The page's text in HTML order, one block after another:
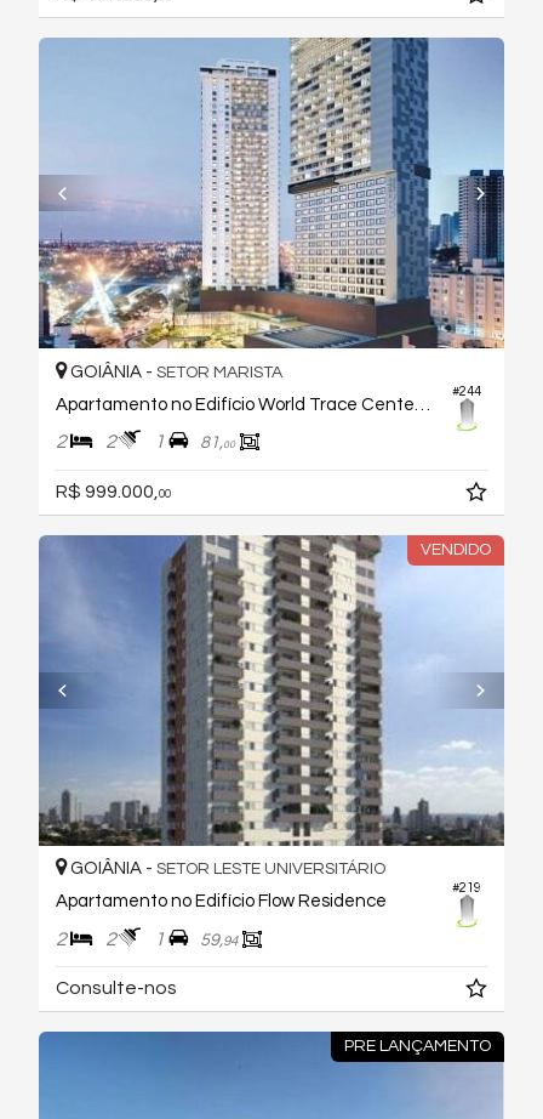
#244
GOIÂNIA - SETOR MARISTA
2 2 1 81,00
R$ 999.000, 00
VENDIDO
#219
GOIÂNIA - SETOR LESTE UNIVERSITÁRIO
Apartamento no Edifício Flow Residence
2 2 1 59,94
Consulte-nos
PRE LANÇAMENTO